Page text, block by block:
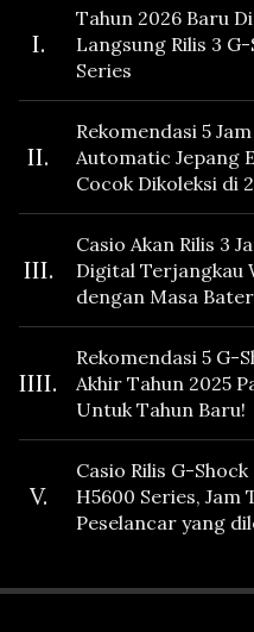
I.
Tahun 2026 Baru
Langsung Rilis 3
Series
II.
Rekomendasi 5
Automatic Jepang
Cocok Dikoleksi di
III.
Casio Akan Rilis 3
Digital Terjangkau
dengan Masa
Fitur Vibration
IIII.
Rekomendasi 5 G-
Akhir Tahun 2025
Untuk Tahun Baru!
V.
Casio Rilis G-
H5600 Series, Jam
Peselancar yang